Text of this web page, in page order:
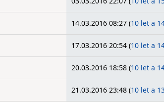
14.03.2016 08:27 (10 let a
17.03.2016 20:54 (10 let a
20.03.2016 18:58 (10 let a
21.03.2016 23:48 (10 let a